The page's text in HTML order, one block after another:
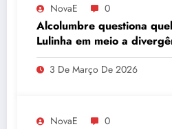
NovaE 0
Alcolumbre questiona
Lulinha em meio a
do INSS
3 De Março De 2026
NovaE 0